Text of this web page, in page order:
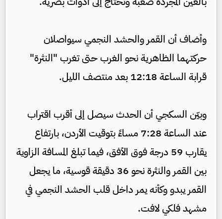
وأضاف أن القمر والحشد النجمي سيواصلان
حركتهما الظاهرية نحو الغرب حتى تغرب "النثرة"
قرابة الساعة 12:18 بعد منتصف الليل.
وبيّن السكجي أن الحدث سيصل إلى أقرب اقتراب
عند الساعة 7:28 مساءً بتوقيت الأردن، بارتفاع
يقارب 59 درجة فوق الأفق، فيما تبلغ المسافة الزاوية
بين القمر والنثرة نحو 36 دقيقة قوسية، ما يجعل
القمر يبدو وكأنه يمر داخل قلب الحشد النجمي في
مشهد فلكي لافت.